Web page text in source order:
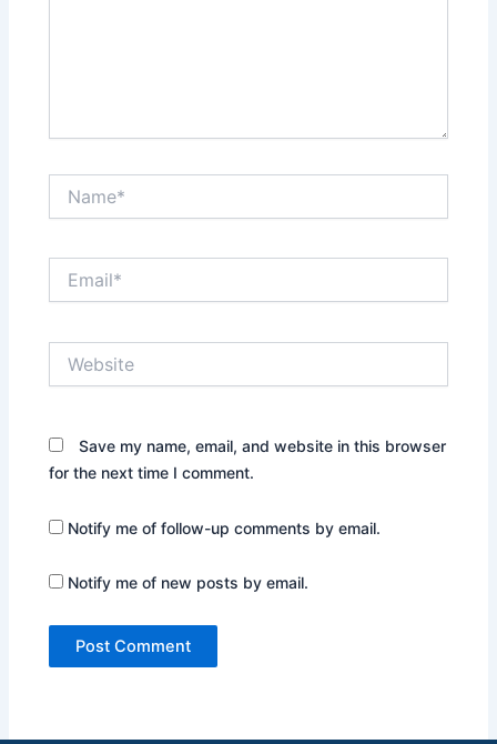
Save my name, email, and website in this browser
for the next time I comment.
Notify me of follow-up comments by email.
Notify me of new posts by email.